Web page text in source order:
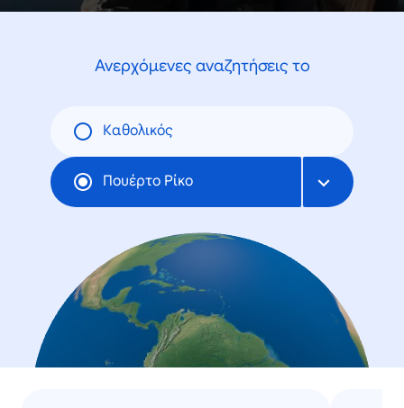
Ανερχόμενες αναζητήσεις το
Καθολικός
Πουέρτο Ρίκο